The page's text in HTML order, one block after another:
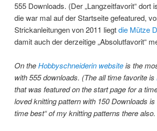
555 Downloads. (Der „Langzeitfavorit“ dort
die war mal auf der Startseite gefeatured,
Strickanleitungen von 2011 liegtdie Mütze
damit auch der derzeitige „Absolutfavorit“
On theHobbyschneiderin websiteis the
with 555 downloads. (The all time favorite is
that was featured on the start page for a
loved knitting pattern with 150 Downloads is
time best“ of my knitting patterns there also.